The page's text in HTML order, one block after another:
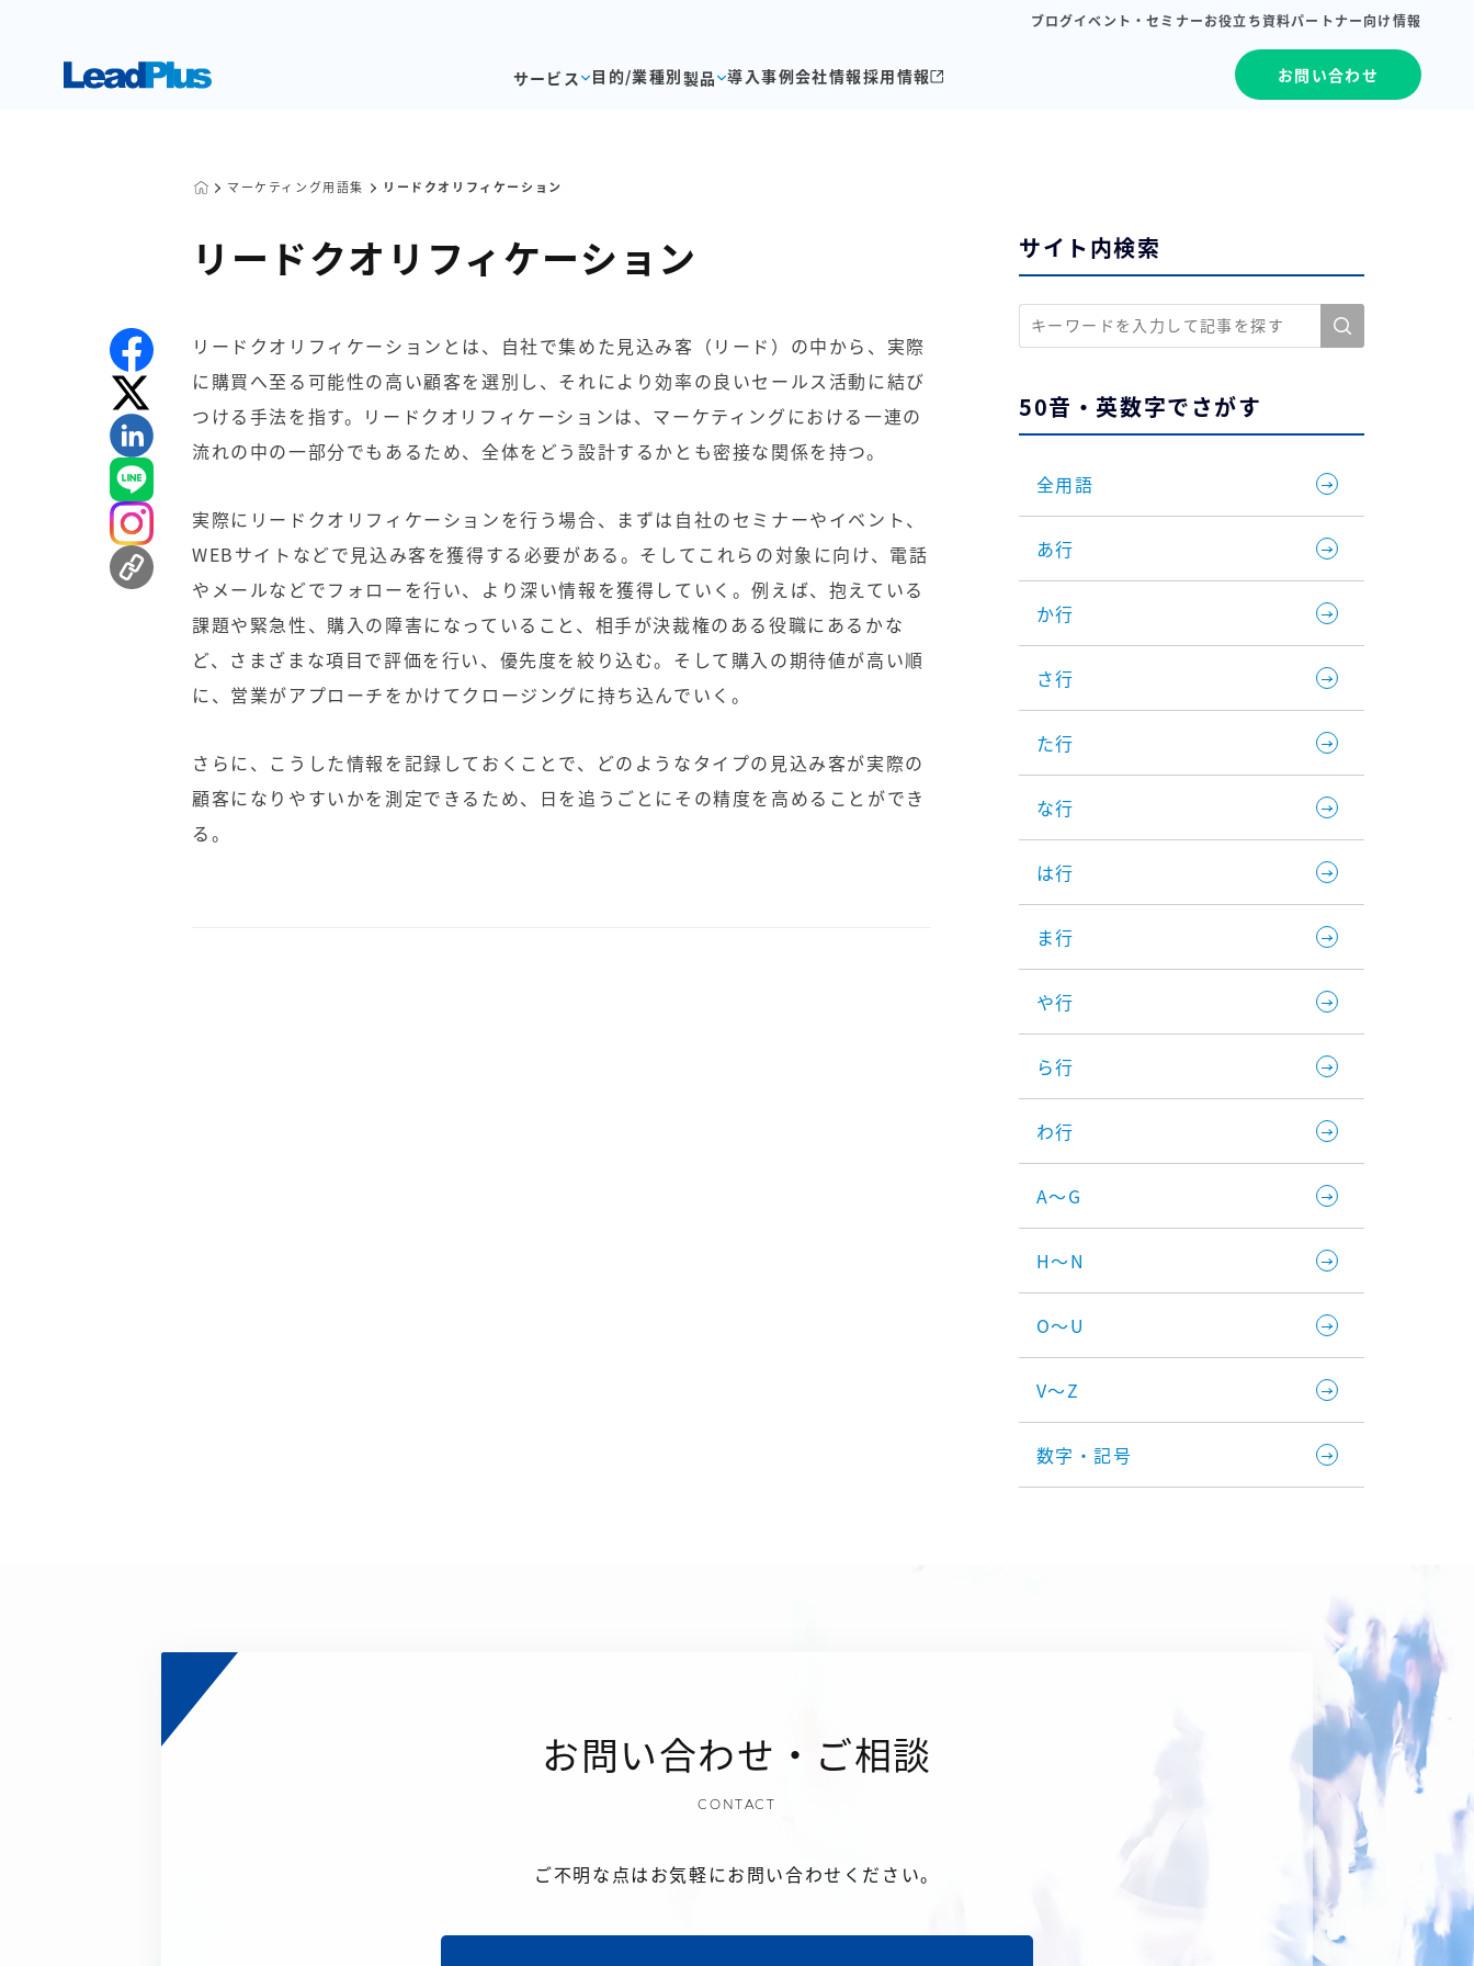
ブログイベント・セミナーお役立ち資料パートナー向け情報
サービス 目的/業種別製品 導入事例会社情報採用情報 お問い合わせ
マーケティング用語集 リードクオリフィケーション
リードクオリフィケーション
リードクオリフィケーションとは、自社で集めた見込み客（リード）の中から、実際
に購買へ至る可能性の高い顧客を選別し、それにより効率の良いセールス活動に結び
つける手法を指す。リードクオリフィケーションは、マーケティングにおける一連の
流れの中の一部分でもあるため、全体をどう設計するかとも密接な関係を持つ。
実際にリードクオリフィケーションを行う場合、まずは自社のセミナーやイベント、
WEBサイトなどで見込み客を獲得する必要がある。そしてこれらの対象に向け、電話
やメールなどでフォローを行い、より深い情報を獲得していく。例えば、抱えている
課題や緊急性、購入の障害になっていること、相手が決裁権のある役職にあるかな
ど、さまざまな項目で評価を行い、優先度を絞り込む。そして購入の期待値が高い順
に、営業がアプローチをかけてクロージングに持ち込んでいく。
さらに、こうした情報を記録しておくことで、どのようなタイプの見込み客が実際の
顧客になりやすいかを測定できるため、日を追うごとにその精度を高めることができ
る。
サイト内検索
50音・英数字でさがす
全用語
あ行
か行
さ行
た行
な行
は行
ま行
や行
ら行
わ行
A～G
H～N
O～U
V～Z
数字・記号
お問い合わせ・ご相談
CONTACT
ご不明な点はお気軽にお問い合わせください。